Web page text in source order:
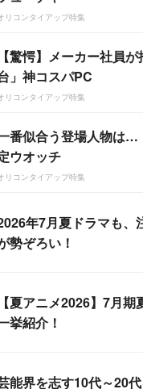
リコンタイアップ特集
【驚愕】メーカー社員
」神コスパPC
リコンタイアップ特集
番似合う登場人物は…
ウオッチ
リコンタイアップ特集
年7月夏ドラマも、
勢ぞろい！
【夏アニメ2026】7月
挙紹介！
能界を志す10代～20